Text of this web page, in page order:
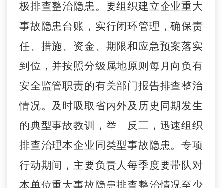
极排查整治隐患。要组织建立企业重大
事故隐患台账，实行闭环管理，确保责
任、措施、资金、期限和应急预案落实
到位，并按照分级属地原则每月向负有
安全监管职责的有关部门报告排查整治
情况。及时吸取省内外及历史同期发生
的典型事故教训，举一反三，迅速组织
排查治理本企业同类型事故隐患。专项
行动期间，主要负责人每季度要带队对
本单位重大事故隐患排查整治情况至少